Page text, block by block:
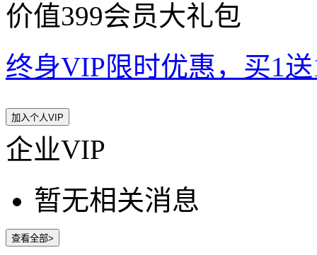
价值399会员大礼包
终身VIP限时优惠，买1
加入个人VIP
企业VIP
暂无相关消息
查看全部>